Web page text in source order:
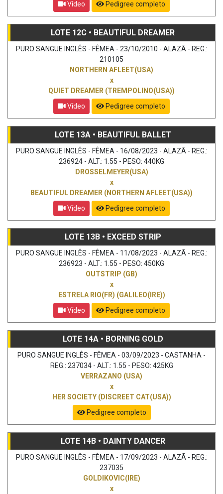
Vídeo Pedigree completo
LOTE 12C • BEAUTIFUL DREAMER
PURO SANGUE INGLÊS - FÊMEA - 23/10/2010 - ALAZÃ - REG.:
210105
NORTHERN AFLEET(USA)
x
QUIET DREAMER (TREMPOLINO(USA))
Vídeo
Pedigree completo
LOTE 13A • BEAUTIFUL BALLET
PURO SANGUE INGLÊS - FÊMEA - 16/08/2023 - ALAZÃ - REG.:
236924 - ALT.: 1.55 - PESO: 440KG
DROSSELMEYER(USA)
x
BEAUTIFUL DREAMER (NORTHERN AFLEET(USA))
Vídeo
Pedigree completo
LOTE 13B • EXCEED STRIP
PURO SANGUE INGLÊS - FÊMEA - 11/08/2023 - ALAZÃ - REG.:
236923 - ALT.: 1.55 - PESO: 450KG
OUTSTRIP (GB)
x
ESTRELA RIO(FR) (GALILEO(IRE))
Vídeo
Pedigree completo
LOTE 14A • BORNING GOLD
PURO SANGUE INGLÊS - FÊMEA - 03/09/2023 - CASTANHA -
REG.: 237034 - ALT.: 1.55 - PESO: 425KG
VERRAZANO (USA)
x
HER SOCIETY (DISCREET CAT(USA))
Pedigree completo
LOTE 14B • DAINTY DANCER
PURO SANGUE INGLÊS - FÊMEA - 17/09/2023 - ALAZÃ - REG.:
237035
GOLDIKOVIC(IRE)
x